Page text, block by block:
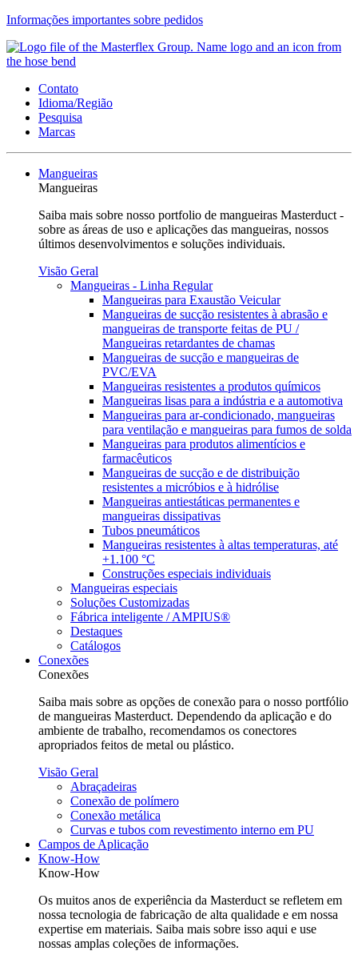
Informações importantes sobre pedidos
Contato
Idioma/Região
Pesquisa
Marcas
Mangueiras
Mangueiras
Saiba mais sobre nosso portfolio de mangueiras Masterduct -
sobre as áreas de uso e aplicações das mangueiras, nossos
últimos desenvolvimentos e soluções individuais.
Visão Geral
Mangueiras - Linha Regular
Mangueiras para Exaustão Veicular
Mangueiras de sucção resistentes à abrasão e
mangueiras de transporte feitas de PU /
Mangueiras retardantes de chamas
Mangueiras de sucção e mangueiras de
PVC/EVA
Mangueiras resistentes a produtos químicos
Mangueiras lisas para a indústria e a automotiva
Mangueiras para ar-condicionado, mangueiras
para ventilação e mangueiras para fumos de solda
Mangueiras para produtos alimentícios e
farmacêuticos
Mangueiras de sucção e de distribuição
resistentes a micróbios e à hidrólise
Mangueiras antiestáticas permanentes e
mangueiras dissipativas
Tubos pneumáticos
Mangueiras resistentes à altas temperaturas, até
+1.100 °C
Construções especiais individuais
Mangueiras especiais
Soluções Customizadas
Fábrica inteligente / AMPIUS®
Destaques
Catálogos
Conexões
Conexões
Saiba mais sobre as opções de conexão para o nosso portfólio
de mangueiras Masterduct. Dependendo da aplicação e do
ambiente de trabalho, recomendamos os conectores
apropriados feitos de metal ou plástico.
Visão Geral
Abraçadeiras
Conexão de polímero
Conexão metálica
Curvas e tubos com revestimento interno em PU
Campos de Aplicação
Know-How
Know-How
Os muitos anos de experiência da Masterduct se refletem em
nossa tecnologia de fabricação de alta qualidade e em nossa
expertise em materiais. Saiba mais sobre isso aqui e use
nossas amplas coleções de informações.